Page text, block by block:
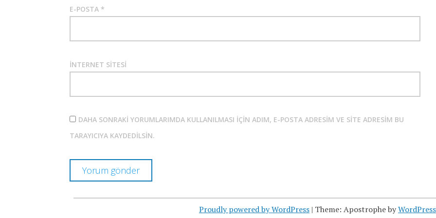
E-POSTA *
İNTERNET SITESI
DAHA SONRAKI YORUMLARIMDA KULLANILMASI IÇIN ADIM, E-POSTA ADRESIM VE SITE ADRESIM BU
TARAYICIYA KAYDEDILSIN.
Proudly powered by WordPress | Theme: Apostrophe by